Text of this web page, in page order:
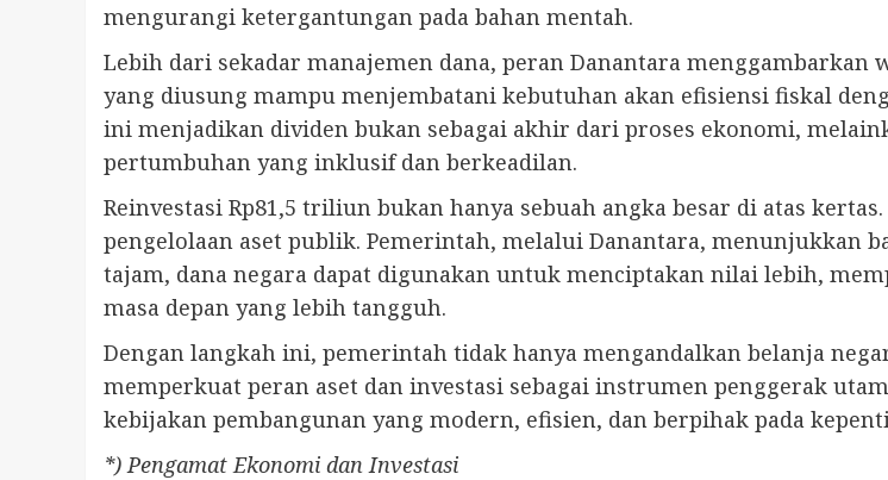
mengurangi ketergantungan pada bahan mentah.
Lebih dari sekadar manajemen dana, peran Danantara
yang diusung mampu menjembatani kebutuhan akan efisiensi fiskal
ini menjadikan dividen bukan sebagai akhir dari proses ekonomi,
pertumbuhan yang inklusif dan berkeadilan.
Reinvestasi Rp81,5 triliun bukan hanya sebuah angka besar di atas
pengelolaan aset publik. Pemerintah, melalui Danantara, menunjukkan
tajam, dana negara dapat digunakan untuk menciptakan nilai lebih,
masa depan yang lebih tangguh.
Dengan langkah ini, pemerintah tidak hanya mengandalkan belanja
memperkuat peran aset dan investasi sebagai instrumen penggerak
kebijakan pembangunan yang modern, efisien, dan berpihak pada
*) Pengamat Ekonomi dan Investasi